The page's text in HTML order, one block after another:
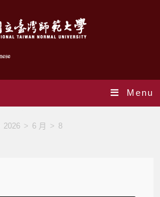
Menu
2026 > 6 月 > 8